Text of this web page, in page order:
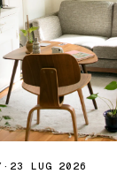
· 23 LUG 2026